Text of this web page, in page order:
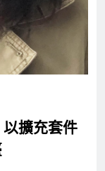
擴充套件